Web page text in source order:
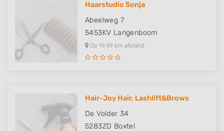
Haarstudio Sonja
Abeelweg 7
5453KV Langenboom
Op 19,49 km afstand
Hair-Joy Hair, Lashlift&Brows
De Volder 34
5283ZD Boxtel